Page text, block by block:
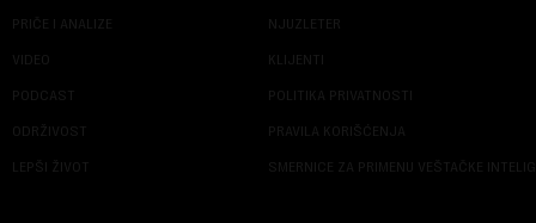
PRIČE I ANALIZE
VIDEO
PODCAST
ODRŽIVOST
LEPŠI ŽIVOT
NJUZLETER
KLIJENTI
POLITIKA PRIVATNOSTI
PRAVILA KORIŠĆENJA
SMERNICE ZA PRIMENU VEŠTAČKE